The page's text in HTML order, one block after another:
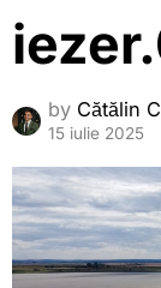
by Cătălin
15 iulie 2025